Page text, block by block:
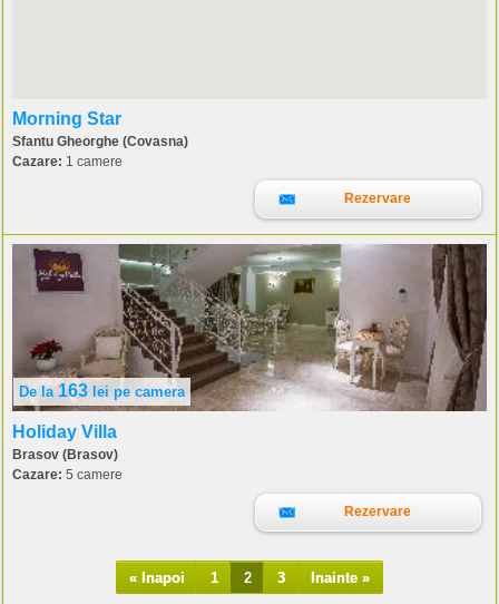
Morning Star
Sfantu Gheorghe (Covasna)
Cazare: 1 camere
Rezervare
De la 163 lei pe camera
Holiday Villa
Brasov (Brasov)
Cazare: 5 camere
Rezervare
« Inapoi 1 2 3 Inainte »